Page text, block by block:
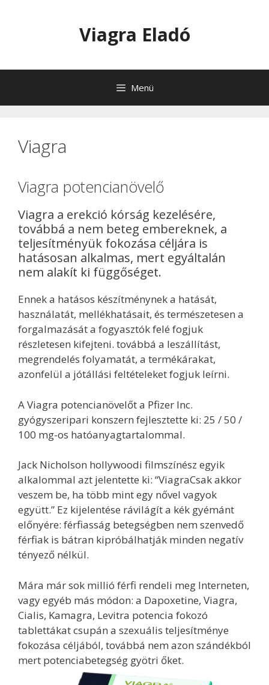
Viagra Eladó
Menü
Viagra
Viagra potencianövelő
Viagra a erekció kórság kezelésére,
továbbá a nem beteg embereknek, a
teljesítményük fokozása céljára is
hatásosan alkalmas, mert egyáltalán
nem alakít ki függőséget.
Ennek a hatásos készítménynek a hatását,
használatát, mellékhatásait, és természetesen a
forgalmazását a fogyasztók felé fogjuk
részletesen kifejteni. továbbá a leszállítást,
megrendelés folyamatát, a termékárakat,
azonfelül a jótállási feltételeket fogjuk leírni.
A Viagra potencianövelőt a Pfizer Inc.
gyógyszeripari konszern fejlesztette ki: 25 / 50 /
100 mg-os hatóanyagtartalommal.
Jack Nicholson hollywoodi filmszínész egyik
alkalommal azt jelentette ki: “ViagraCsak akkor
veszem be, ha több mint egy nővel vagyok
együtt.” Ez kijelentése rávilágít a kék gyémánt
előnyére: férfiasság betegségben nem szenvedő
férfiak is bátran kipróbálhatják minden negatív
tényező nélkül.
Mára már sok millió férfi rendeli meg Interneten,
vagy egyéb más módon: a Dapoxetine, Viagra,
Cialis, Kamagra, Levitra potencia fokozó
tablettákat csupán a szexuális teljesítménye
fokozása céljából, továbbá nem azon szándékból
mert potenciabetegség gyötri őket.